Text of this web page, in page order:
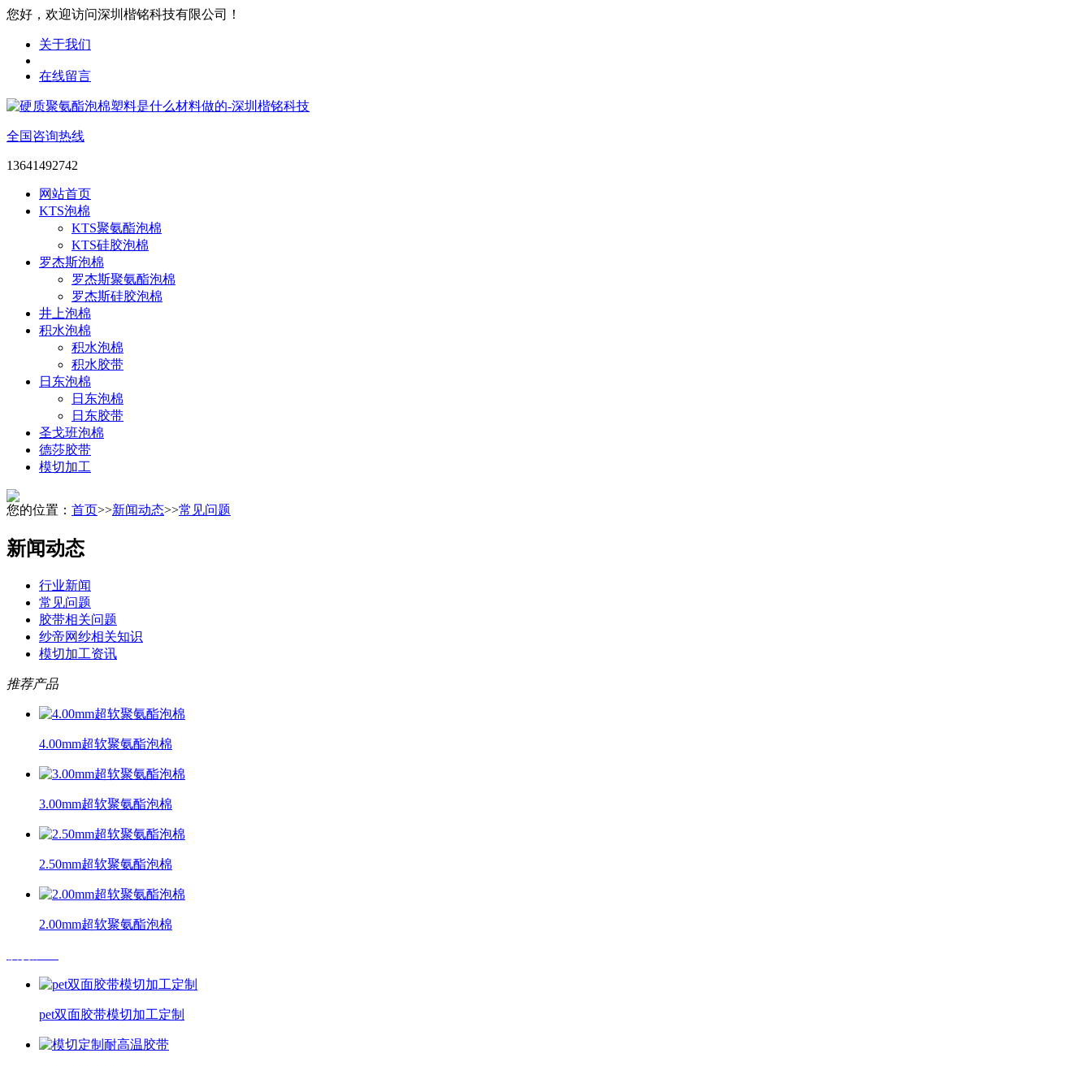
您好，欢迎访问深圳楷铭科技有限公司！
关于我们
在线留言
全国咨询热线
13641492742
网站首页
KTS泡棉
KTS聚氨酯泡棉
KTS硅胶泡棉
罗杰斯泡棉
罗杰斯聚氨酯泡棉
罗杰斯硅胶泡棉
井上泡棉
积水泡棉
积水泡棉
积水胶带
日东泡棉
日东泡棉
日东胶带
圣戈班泡棉
德莎胶带
模切加工
您的位置： 首页>>新闻动态>>常见问题
新闻动态
行业新闻
常见问题
胶带相关问题
纱帝网纱相关知识
模切加工资讯
推荐产品
4.00mm超软聚氨酯泡棉
3.00mm超软聚氨酯泡棉
2.50mm超软聚氨酯泡棉
2.00mm超软聚氨酯泡棉
pet双面胶带模切加工定制